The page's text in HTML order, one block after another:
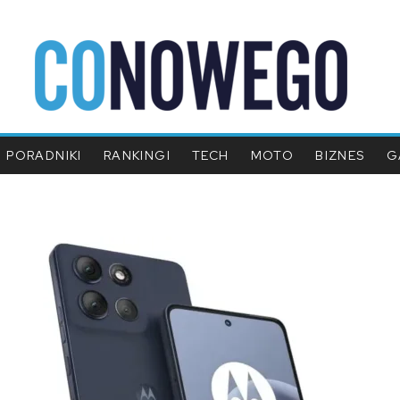
PORADNIKI RANKINGI TECH MOTO BIZNES